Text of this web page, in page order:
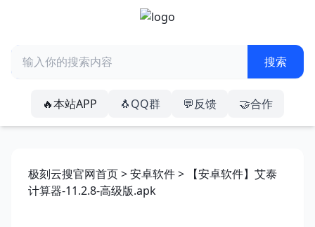
🔥本站APP 🐧QQ群 💬反馈 🤝合作
极刻云搜官网首页>安卓软件> 【安卓软件】艾泰
计算器-11.2.8-高级版.apk